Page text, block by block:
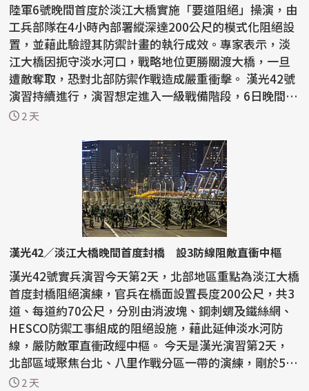
陸軍6號晚間首度於淡江大橋實施「要道阻絕」操演，由
工兵部隊在4小時內部署縱深達200公尺的模式化阻絕設
置，並藉此驗證其防禦計畫的執行成效。專家表示，淡
江大橋因扼守淡水河口，戰略地位更勝關渡大橋，一旦
遭敵奪取，恐對北部防禦作戰造成嚴重衝擊。 漢光42號
演習持續進行，演習想定進入一級戰備階段，6日晚間陸
軍...2 天
漢光42／淡江大橋晚間首度封橋 設3防線阻敵直衝中樞
漢光42號實兵演習今天第2天，北部地區重點為淡江大橋
首度封橋阻絕演練，官兵在橋面設置長度200公尺，共3
道、每道約70公尺，分別由消波塊、鋼刺蝟及鐵絲網、
HESCO防禦工事組成的阻絕設施，藉此延伸淡水河防
線，嚴防敵軍直衝政經中樞。 今天是漢光演習第2天，
北部區域聚焦台北、八里作戰分區一帶的演練，剛於5月
通車的淡...
2 天